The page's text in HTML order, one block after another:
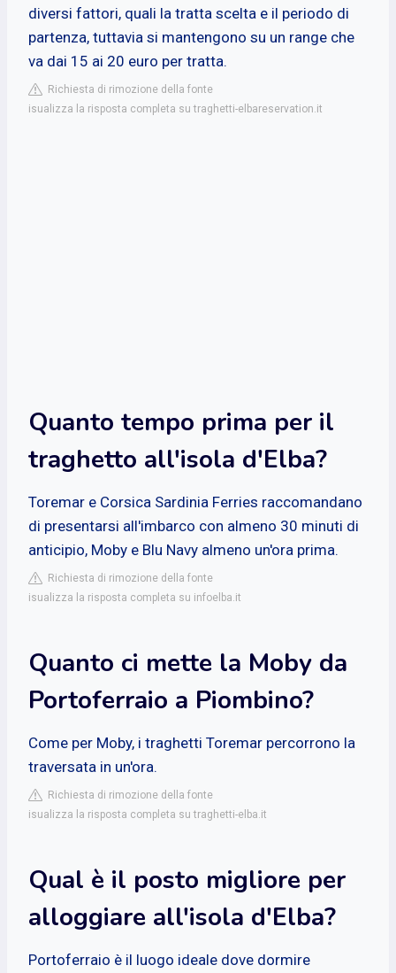
diversi fattori, quali la tratta scelta e il periodo di
partenza, tuttavia si mantengono su un range che
va dai 15 ai 20 euro per tratta.
Richiesta di rimozione della fonte
isualizza la risposta completa su traghetti-elbareservation.it
Quanto tempo prima per il
traghetto all'isola d'Elba?
Toremar e Corsica Sardinia Ferries raccomandano
di presentarsi all'imbarco con almeno 30 minuti di
anticipio, Moby e Blu Navy almeno un'ora prima.
Richiesta di rimozione della fonte
isualizza la risposta completa su infoelba.it
Quanto ci mette la Moby da
Portoferraio a Piombino?
Come per Moby, i traghetti Toremar percorrono la
traversata in un'ora.
Richiesta di rimozione della fonte
isualizza la risposta completa su traghetti-elba.it
Qual è il posto migliore per
alloggiare all'isola d'Elba?
Portoferraio è il luogo ideale dove dormire